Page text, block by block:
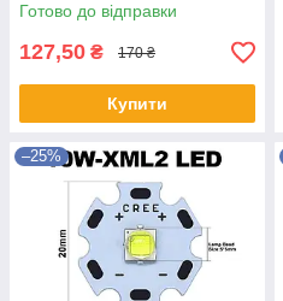
Готово до відправки
127,50 ₴ 170 ₴
Купити
–25%